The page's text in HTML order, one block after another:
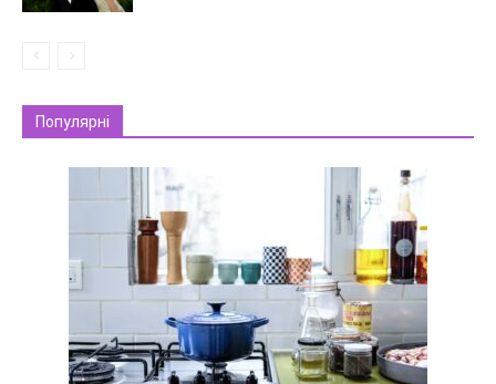
Популярні